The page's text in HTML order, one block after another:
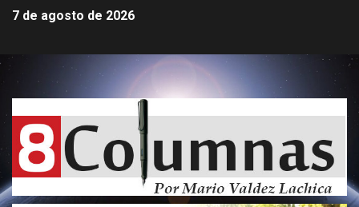
7 de agosto de 2026